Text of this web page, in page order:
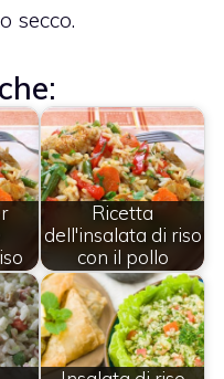
secco.
Ricetta
dell'insalata di riso
con il pollo